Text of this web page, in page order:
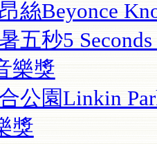
絲Beyonce
五秒5
樂獎
公園Linkin
獎